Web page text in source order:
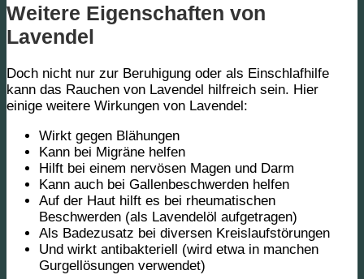
Weitere Eigenschaften von
Lavendel
Doch nicht nur zur Beruhigung oder als Einschlafhilfe
kann das Rauchen von Lavendel hilfreich sein. Hier
einige weitere Wirkungen von Lavendel:
Wirkt gegen Blähungen
Kann bei Migräne helfen
Hilft bei einem nervösen Magen und Darm
Kann auch bei Gallenbeschwerden helfen
Auf der Haut hilft es bei rheumatischen
Beschwerden (als Lavendelöl aufgetragen)
Als Badezusatz bei diversen Kreislaufstörungen
Und wirkt antibakteriell (wird etwa in manchen
Gurgellösungen verwendet)